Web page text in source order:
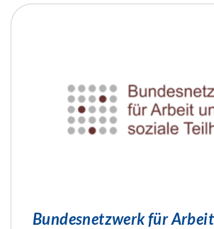
Bundesnetzwerk für